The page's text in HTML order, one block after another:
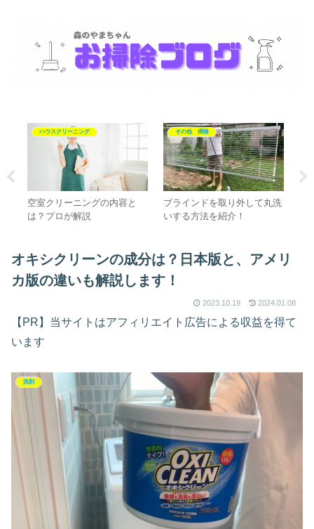
ハウスクリーニング
空室クリーニングの内容と
は？プロが解説
その他 掃除
ブラインドを取り外して丸洗
いする方法を紹介！
オキシクリーンの成分は？日本版と、アメリ
カ版の違いも解説します！
2023.10.19 2024.01.08
【PR】当サイトはアフィリエイト広告による収益を得て
います
洗剤